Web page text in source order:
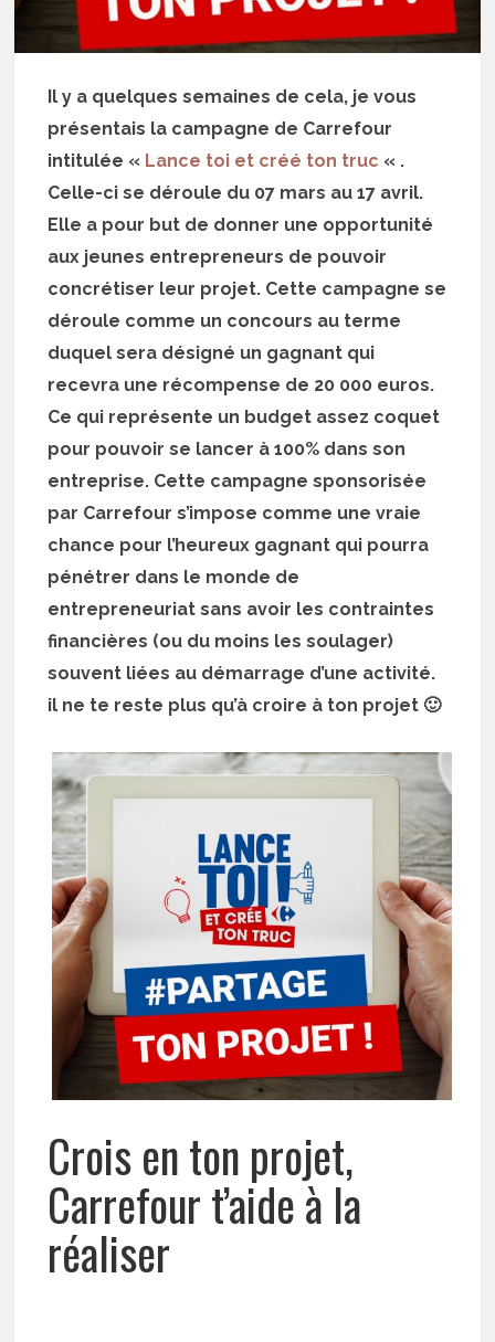
Il y a quelques semaines de cela, je vous
présentais la campagne de Carrefour
intitulée « Lance toi et créé ton truc « .
Celle-ci se déroule du 07 mars au 17 avril.
Elle a pour but de donner une opportunité
aux jeunes entrepreneurs de pouvoir
concrétiser leur projet. Cette campagne se
déroule comme un concours au terme
duquel sera désigné un gagnant qui
recevra une récompense de 20 000 euros.
Ce qui représente un budget assez coquet
pour pouvoir se lancer à 100% dans son
entreprise. Cette campagne sponsorisée
par Carrefour s’impose comme une vraie
chance pour l’heureux gagnant qui pourra
pénétrer dans le monde de
entrepreneuriat sans avoir les contraintes
financières (ou du moins les soulager)
souvent liées au démarrage d’une activité.
il ne te reste plus qu’à croire à ton projet 🙂
Crois en ton projet,
Carrefour t’aide à la
réaliser